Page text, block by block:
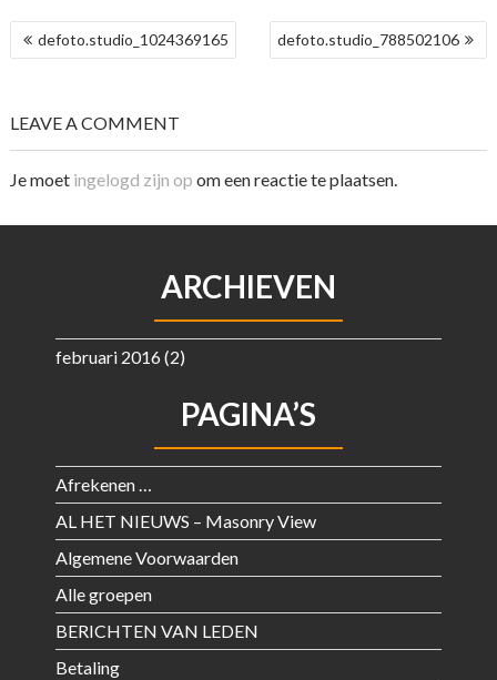
BERICHT
NAVIGATIE
defoto.studio_1024369165 defoto.studio_788502106
LEAVE A COMMENT
Je moet ingelogd zijn op om een reactie te plaatsen.
ARCHIEVEN
februari 2016 (2)
PAGINA’S
Afrekenen …
AL HET NIEUWS – Masonry View
Algemene Voorwaarden
Alle groepen
BERICHTEN VAN LEDEN
Betaling